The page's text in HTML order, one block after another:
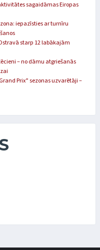
sagaidāmas Eiropas
iepazīsties ar turnīru
starp 12 labākajām
– no dāmu atgriešanās
Prix” sezonas uzvarētāji –